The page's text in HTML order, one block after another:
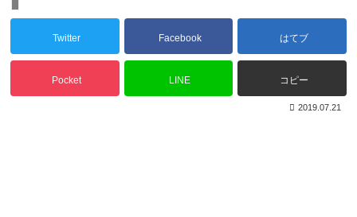
Twitter Facebook はてブ
Pocket LINE コピー
2019.07.21